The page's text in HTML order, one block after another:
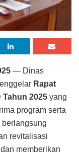
— Dinas
Rapat
Tahun 2025 yang
program serta
revitalisasi
memberikan